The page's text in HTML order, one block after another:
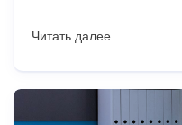
Читать далее